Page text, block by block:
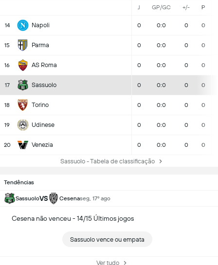
J GP/GC +/- P
14 Napoli 0 0:0 0 0
15 Parma 0 0:0 0 0
16 AS Roma 0 0:0 0 0
17 Sassuolo 0 0:0 0 0
18 Torino 0 0:0 0 0
19 Udinese 0 0:0 0 0
20 Venezia 0 0:0 0 0
Sassuolo - Tabela de classificação
Tendências
SassuoloVS Cesenaseg, 17º ago
Cesena não venceu - 14/15 Últimos jogos
Sassuolo vence ou empata
Ver tudo